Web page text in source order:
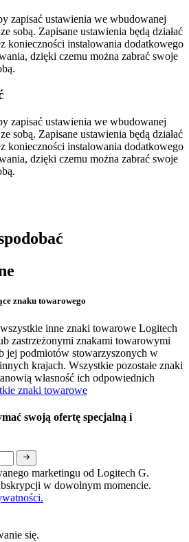
zapisać ustawienia we wbudowanej
sobą. Zapisane ustawienia będą działać
konieczności instalowania dodatkowego
dzięki czemu można zabrać swoje
zapisać ustawienia we wbudowanej
sobą. Zapisane ustawienia będą działać
konieczności instalowania dodatkowego
dzięki czemu można zabrać swoje
znaku towarowego
inne znaki towarowe Logitech
zastrzeżonymi znakami towarowymi
jej podmiotów stowarzyszonych w
krajach. Wszystkie pozostałe znaki
własność ich odpowiednich
znaki towarowe
swoją ofertę specjalną i
marketingu od Logitech G.
w dowolnym momencie.
się.